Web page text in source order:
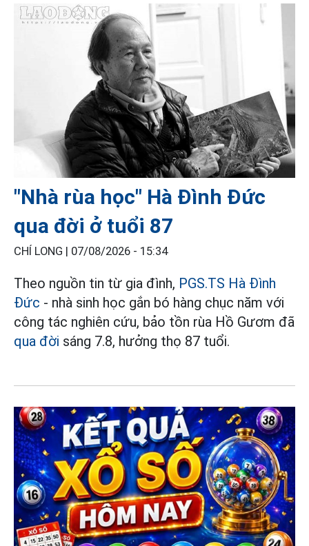
"Nhà rùa học" Hà Đình Đức
qua đời ở tuổi 87
CHÍ LONG | 07/08/2026 - 15:34
Theo nguồn tin từ gia đình, PGS.TS Hà Đình
Đức - nhà sinh học gắn bó hàng chục năm với
công tác nghiên cứu, bảo tồn rùa Hồ Gươm đã
qua đời sáng 7.8, hưởng thọ 87 tuổi.